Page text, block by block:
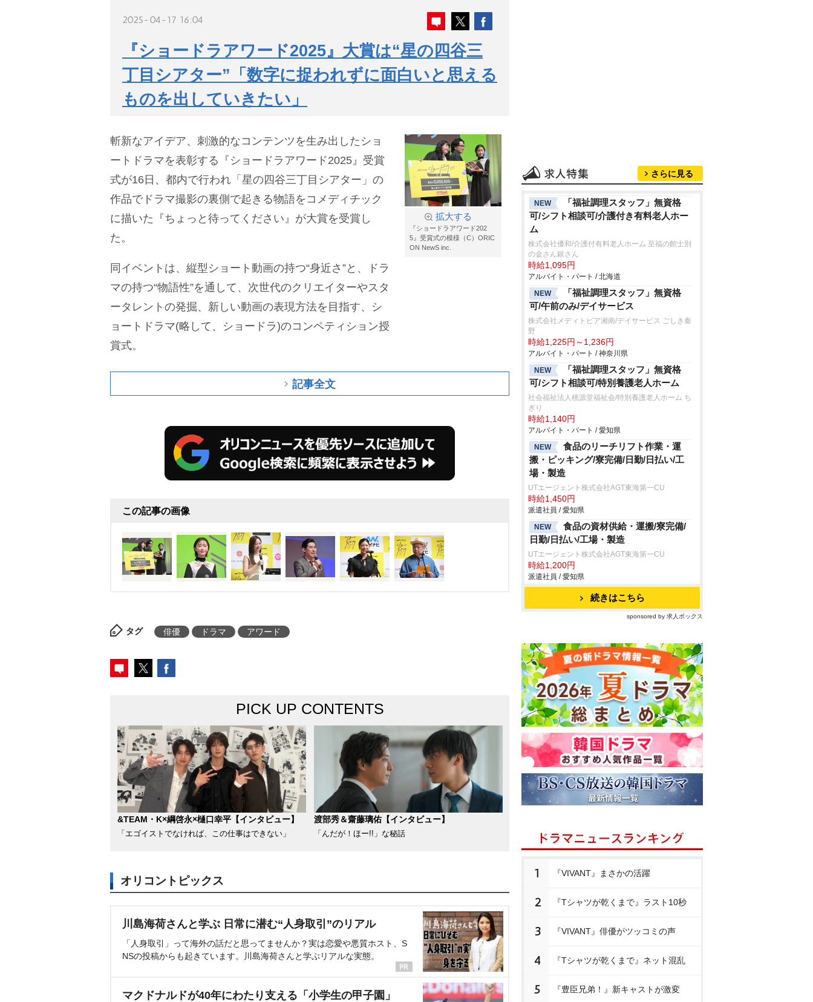
2025-04-17 16:04
『ショードラアワード2025』大賞は“星の四谷三
丁目シアター”「数字に捉われずに面白いと思える
ものを出していきたい」
拡大する
『ショードラアワード202
5』受賞式の模様（C）ORIC
ON NewS inc.
斬新なアイデア、刺激的なコンテンツを生み出したショ
ートドラマを表彰する『ショードラアワード2025』受賞
式が16日、都内で行われ「星の四谷三丁目シアター」の
作品でドラマ撮影の裏側で起きる物語をコメディチック
に描いた『ちょっと待ってください』が大賞を受賞し
た。
同イベントは、縦型ショート動画の持つ“身近さ”と、ドラ
マの持つ“物語性”を通して、次世代のクリエイターやスタ
ータレントの発掘、新しい動画の表現方法を目指す、シ
ョートドラマ(略して、ショードラ)のコンペティション授
賞式。
記事全文
この記事の画像
タグ 俳優 ドラマ アワード
PICK UP CONTENTS
&TEAM・K×綱啓永×樋口幸平【インタビュー】
「エゴイストでなければ、この仕事はできない」
渡部秀＆齋藤璃佑【インタビュー】
「んだが！ほー!!」な秘話
オリコントピックス
川島海荷さんと学ぶ 日常に潜む“人身取引”のリアル
「人身取引」って海外の話だと思ってませんか？実は恋愛や悪質ホスト、S
NSの投稿からも起きています。川島海荷さんと学ぶリアルな実態。
マクドナルドが40年にわたり支える「小学生の甲子園」
さらに見る
NEW
「福祉調理スタッフ」無資格
可/シフト相談可/介護付き有料老人ホー
ム
株式会社優和/介護付有料老人ホーム 至福の館士別
の金さん銀さん
時給1,095円
アルバイト・パート / 北海道
NEW
「福祉調理スタッフ」無資格
可/午前のみ/デイサービス
株式会社メディトピア湘南/デイサービス ごしき秦
野
時給1,225円～1,236円
アルバイト・パート / 神奈川県
NEW
「福祉調理スタッフ」無資格
可/シフト相談可/特別養護老人ホーム
社会福祉法人桃源堂福祉会/特別養護老人ホーム ち
ぎり
時給1,140円
アルバイト・パート / 愛知県
NEW
食品のリーチリフト作業・運
搬・ピッキング/寮完備/日勤/日払い/工
場・製造
UTエージェント株式会社AGT東海第一CU
時給1,450円
派遣社員 / 愛知県
NEW
食品の資材供給・運搬/寮完備/
日勤/日払い/工場・製造
UTエージェント株式会社AGT東海第一CU
時給1,200円
派遣社員 / 愛知県
続きはこちら
sponsored by 求人ボックス
1 『VIVANT』まさかの活躍
2 『Tシャツが乾くまで』ラスト10秒
3 『VIVANT』俳優がツッコミの声
4 『Tシャツが乾くまで』ネット混乱
5 『豊臣兄弟！』新キャストが激変